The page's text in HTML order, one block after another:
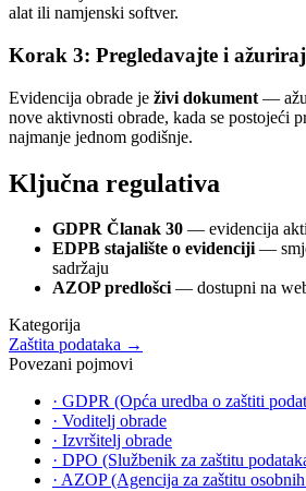
alat ili namjenski softver.
Korak 3: Pregledavajte i
Evidencija obrade je živi dokument —
nove aktivnosti obrade, kada se postojeći
najmanje jednom godišnje.
Ključna regulativa
GDPR Članak 30 — evidencija
EDPB stajalište o evidenciji—
sadržaju
AZOP predlošci— dostupni na
Kategorija
Zaštita podataka →
Povezani pojmovi
· GDPR (Opća uredba o zaštiti
· Voditelj obrade
· Izvršitelj obrade
· DPO (Službenik za zaštitu
· AZOP (Agencija za zaštitu